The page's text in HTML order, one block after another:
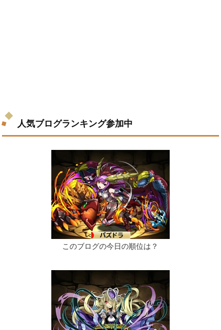
人気ブログランキング参加中
このブログの今日の順位は？